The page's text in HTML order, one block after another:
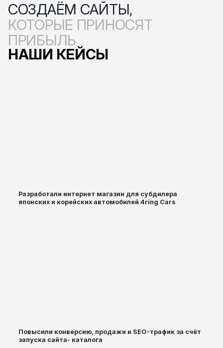
СОЗДАЁМ САЙТЫ,
КОТОРЫЕ ПРИНОСЯТ
ПРИБЫЛЬ
НАШИ КЕЙСЫ
Разработали интернет магазин для субдилера
японских и корейских автомобилей 4ring Cars
Повысили конверсию, продажи и SEO-трафик за счёт
запуска сайта- каталога